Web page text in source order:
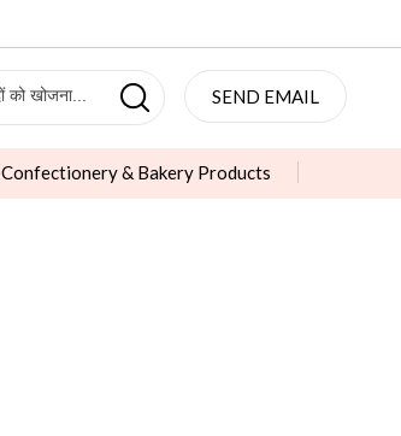
SEND EMAIL
Confectionery & Bakery Products